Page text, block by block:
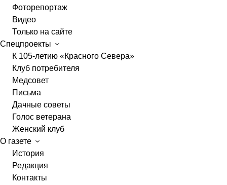
Фоторепортаж
Видео
Только на сайте
Спецпроекты
К 105-летию «Красного Севера»
Клуб потребителя
Медсовет
Письма
Дачные советы
Голос ветерана
Женский клуб
О газете
История
Редакция
Контакты